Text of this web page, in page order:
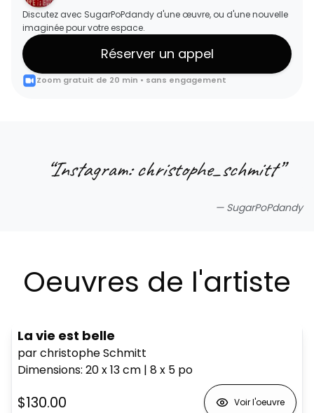
Discutez avec SugarPoPdandy d'une œuvre, ou d'une nouvelle
imaginée pour votre espace.
Réserver un appel
Zoom gratuit de 20 min • sans engagement
Instagram: christophe_schmitt”
— SugarPoPdandy
Oeuvres de l'artiste
La vie est belle
par christophe Schmitt
Dimensions: 20 x 13cm | 8 x 5 po
$130.00 Voir l'oeuvre